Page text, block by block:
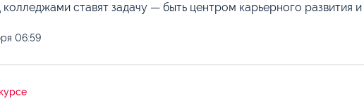
ставят задачу — быть центром карьерного развития
06:59